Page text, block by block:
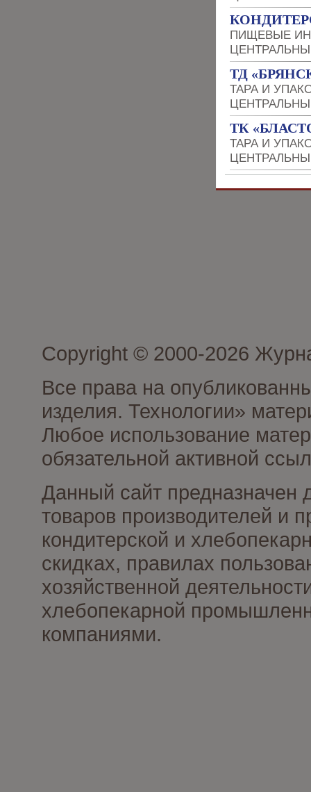
ПИЩЕВЫЕ
ТД
ТАРА И
ТК
ТАРА И
Copyright © 2000-2026
Все права на
изделия. Технологии»
Любое использование
обязательной активной
Данный сайт предназначен
товаров производителей и
кондитерской и
скидках, правилах
хозяйственной
хлебопекарной
компаниями.